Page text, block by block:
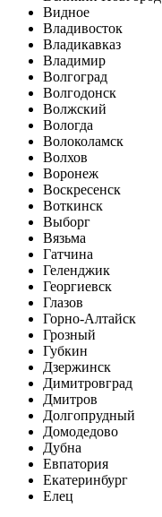
Видное
Владивосток
Владикавказ
Владимир
Волгоград
Волгодонск
Волжский
Вологда
Волоколамск
Волхов
Воронеж
Воскресенск
Воткинск
Выборг
Вязьма
Гатчина
Геленджик
Георгиевск
Глазов
Горно-Алтайск
Грозный
Губкин
Дзержинск
Димитровград
Дмитров
Долгопрудный
Домодедово
Дубна
Евпатория
Екатеринбург
Елец